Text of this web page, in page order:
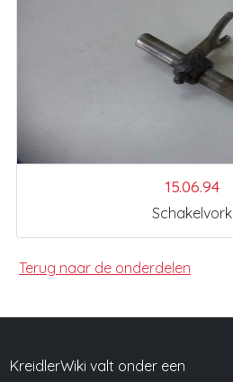
15.06.94
Schakelvork
Terug naar de onderdelen
KreidlerWiki valt onder een